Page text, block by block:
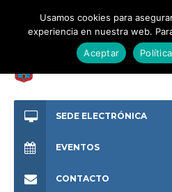
SEDE ELECTRÓNICA
EVENTOS
CONTACTO
Usamos cookies para
experiencia en nuestra web.
Aceptar